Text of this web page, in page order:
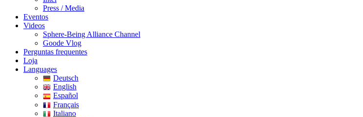
Press / Media
Eventos
Videos
Sphere-Being Alliance Channel
Goode Vlog
Perguntas frequentes
Loja
Languages
Deutsch
English
Español
Français
Italiano